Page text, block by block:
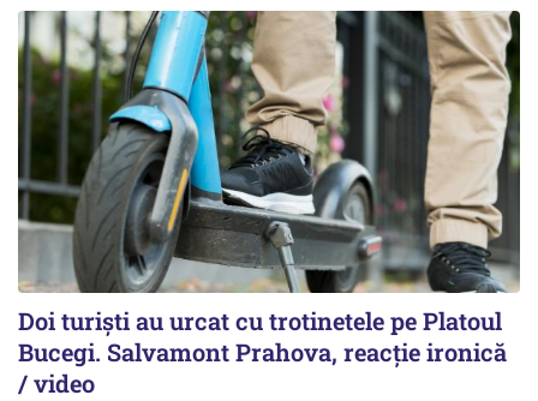
Doi turiști au urcat cu trotinetele pe Platoul
Bucegi. Salvamont Prahova, reacție ironică
/ video